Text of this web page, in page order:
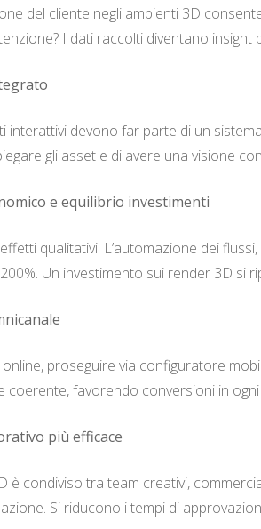
del cliente negli ambienti 3D
I dati raccolti diventano
interattivi devono far parte di un
gli asset e di avere una visione
e equilibrio investimenti
qualitativi. L’automazione dei
Un investimento sui render 3D si
proseguire via configuratore
coerente, favorendo conversioni in
più efficace
è condiviso tra team creativi,
Si riducono i tempi di